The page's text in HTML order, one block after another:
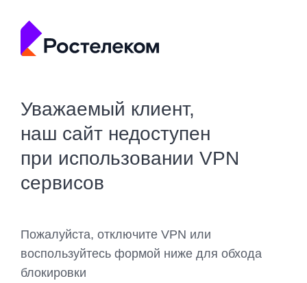
Уважаемый клиент,
наш сайт недоступен
при использовании VPN
сервисов
Пожалуйста, отключите VPN или
воспользуйтесь формой ниже для обхода
блокировки